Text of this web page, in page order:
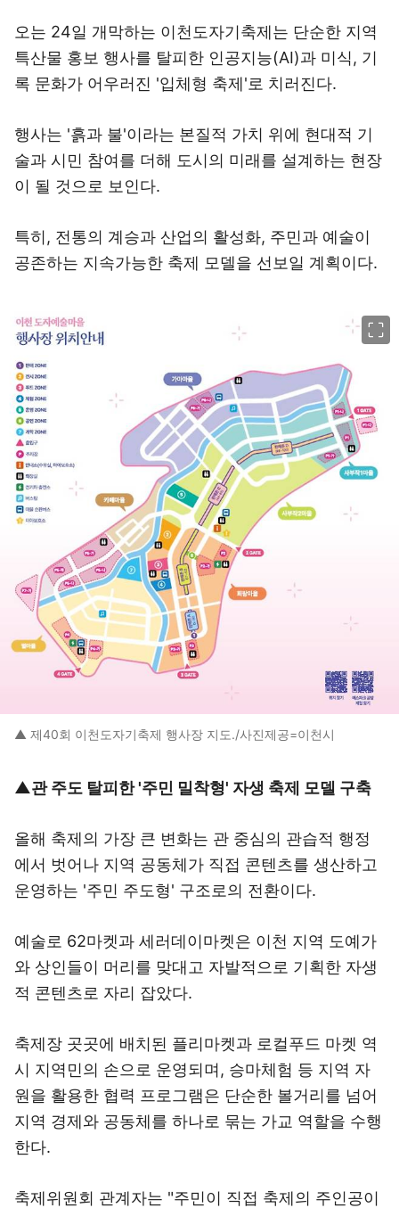
오는 24일 개막하는 이천도자기축제는 단순한 지역
특산물 홍보 행사를 탈피한 인공지능(AI)과 미식, 기
록 문화가 어우러진 '입체형 축제'로 치러진다.
행사는 '흙과 불'이라는 본질적 가치 위에 현대적 기
술과 시민 참여를 더해 도시의 미래를 설계하는 현장
이 될 것으로 보인다.
특히, 전통의 계승과 산업의 활성화, 주민과 예술이
공존하는 지속가능한 축제 모델을 선보일 계획이다.
▲ 제40회 이천도자기축제 행사장 지도./사진제공=이천시
▲관 주도 탈피한 '주민 밀착형' 자생 축제 모델 구축
올해 축제의 가장 큰 변화는 관 중심의 관습적 행정
에서 벗어나 지역 공동체가 직접 콘텐츠를 생산하고
운영하는 '주민 주도형' 구조로의 전환이다.
예술로 62마켓과 세러데이마켓은 이천 지역 도예가
와 상인들이 머리를 맞대고 자발적으로 기획한 자생
적 콘텐츠로 자리 잡았다.
축제장 곳곳에 배치된 플리마켓과 로컬푸드 마켓 역
시 지역민의 손으로 운영되며, 승마체험 등 지역 자
원을 활용한 협력 프로그램은 단순한 볼거리를 넘어
지역 경제와 공동체를 하나로 묶는 가교 역할을 수행
한다.
축제위원회 관계자는 "주민이 직접 축제의 주인공이